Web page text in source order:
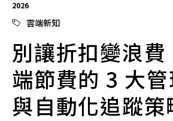
2026
雲端新知
別讓折扣變浪
端節費的 3 大
與自動化追蹤策